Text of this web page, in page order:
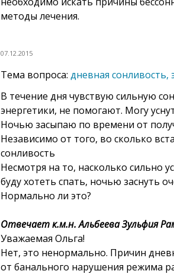
методы лечения.
07.12.2015
дневная сонливость,
В течение дня чувствую сильную
энергетики, не помогают. Могу
Ночью засыпаю по времени от
Независимо от того, во сколько
сонливость
Несмотря на то, насколько сильно
буду хотеть спать, ночью заснуть
Нормально ли это?
Отвечает к.м.н. Альбеева Зульфия
Уважаемая Ольга!
Нет, это ненормально. Причин
от банального нарушения режима